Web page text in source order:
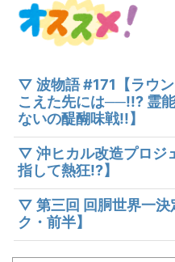
▽ 波物語 #171【ラウ
こえた先には──!!? 霊
ないの醍醐味戦!!】
▽ 沖ヒカル改造プロジ
指して熱狂!?】
▽ 第三回 回胴世界一決
ク・前半】